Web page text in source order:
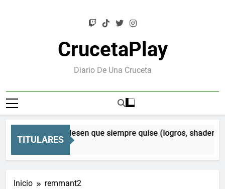
CrucetaPlay
Diario De Una Cruceta
TITULARES
Orion: el Mesen que siempre quise (logros, shaders CRT
Atrás
Inicio remmant2